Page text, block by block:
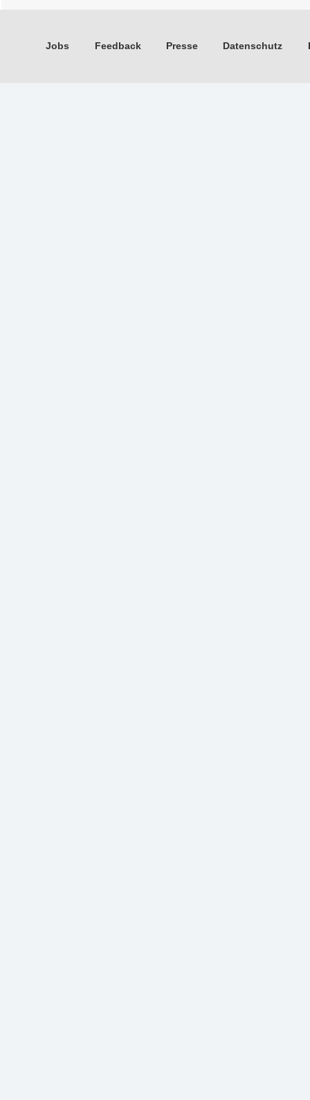
Jobs Feedback Presse Datenschutz